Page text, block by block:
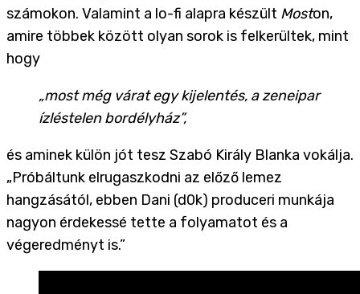
számokon. Valamint a lo-fi alapra készült Moston,
amire többek között olyan sorok is felkerültek, mint
hogy
„most még várat egy kijelentés, a zeneipar
ízléstelen bordélyház”,
és aminek külön jót tesz Szabó Király Blanka vokálja.
„Próbáltunk elrugaszkodni az előző lemez
hangzásától, ebben Dani (d0k) produceri munkája
nagyon érdekessé tette a folyamatot és a
végeredményt is.”